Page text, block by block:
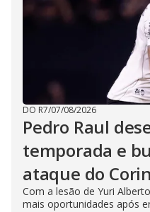
DO R7/07/08/2026
Pedro Raul
temporada e
ataque do
Com a lesão de Yuri
mais oportunidades após